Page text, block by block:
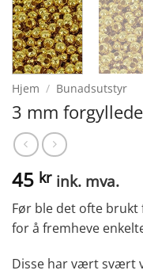
Hjem / Bunadsutstyr
3 mm
45 kr ink. mva.
Før ble det ofte
for å fremheve
Disse har vært svært